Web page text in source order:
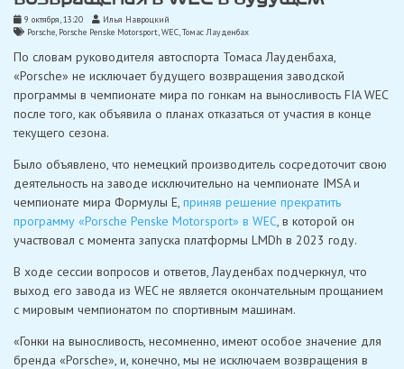
9 октября, 13:20
Илья Навроцкий
Porsche, Porsche Penske Motorsport,WEC,Томас Лауденбах
По словам руководителя автоспорта Томаса Лауденбаха,
«Porsche» не исключает будущего возвращения заводской
программы в чемпионате мира по гонкам на выносливость FIA WEC
после того, как объявила о планах отказаться от участия в конце
текущего сезона.
Было объявлено, что немецкий производитель сосредоточит свою
деятельность на заводе исключительно на чемпионате IMSA и
чемпионате мира Формулы E, приняв решение прекратить
программу «Porsche Penske Motorsport» в WEC, в которой он
участвовал с момента запуска платформы LMDh в 2023 году.
В ходе сессии вопросов и ответов, Лауденбах подчеркнул, что
выход его завода из WEC не является окончательным прощанием
с мировым чемпионатом по спортивным машинам.
«Гонки на выносливость, несомненно, имеют особое значение для
бренда «Porsche», и, конечно, мы не исключаем возвращения в